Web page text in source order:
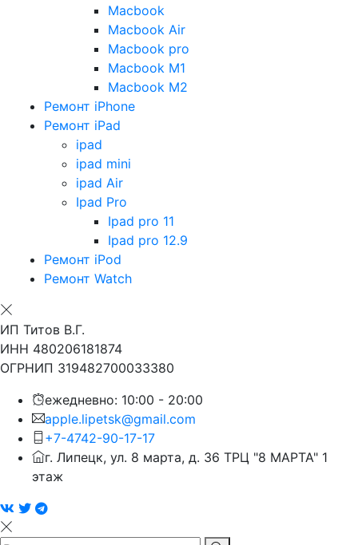
Macbook
Macbook Air
Macbook pro
Macbook M1
Macbook M2
Ремонт iPhone
Ремонт iPad
ipad
ipad mini
ipad Air
Ipad Pro
Ipad pro 11
Ipad pro 12.9
Ремонт iPod
Ремонт Watch
ИП Титов В.Г.
ИНН 480206181874
ОГРНИП 319482700033380
ежедневно: 10:00 - 20:00
apple.lipetsk@gmail.com
+7-4742-90-17-17
г. Липецк, ул. 8 марта, д. 36 ТРЦ "8 МАРТА" 1
этаж